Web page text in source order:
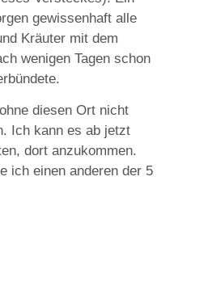
gewissenhaft alle
Kräuter mit dem
wenigen Tagen schon
diesen Ort nicht
Ich kann es ab jetzt
dort anzukommen.
ich einen anderen der 5